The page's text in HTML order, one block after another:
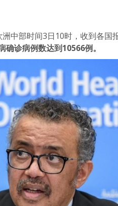
中部时间3日10时，收到各国
诊病例数达到10566例。